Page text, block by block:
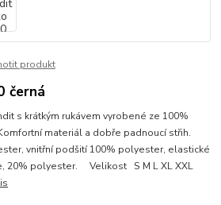
produkt
černá
s krátkým rukávem vyrobené ze 100%
materiál a dobře padnoucí střih.
vnitřní podšití 100% polyester, elastické
20% polyester. Velikost S M L XL XXL